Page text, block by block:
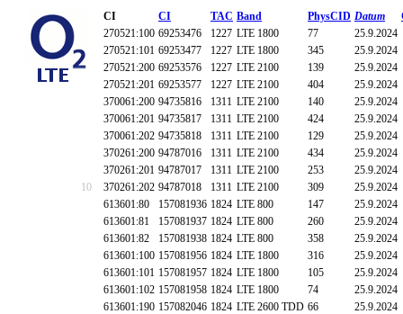
CI CI TAC Band PhysCID Datum
270521:100 69253476 1227 LTE 1800 77
25.9.2024
270521:101 69253477 1227 LTE 1800 345
25.9.2024
270521:200 69253576 1227 LTE 2100 139
25.9.2024
270521:201 69253577 1227 LTE 2100 404
25.9.2024
370061:200 94735816 1311 LTE 2100 140
25.9.2024
370061:201 94735817 1311 LTE 2100 424
25.9.2024
370061:202 94735818 1311 LTE 2100 129
25.9.2024
370261:200 94787016 1311 LTE 2100 434
25.9.2024
370261:201 94787017 1311 LTE 2100 253
25.9.2024
10
370261:202 94787018 1311 LTE 2100 309
25.9.2024
613601:80
157081936 1824 LTE 800 147
25.9.2024
613601:81
157081937 1824 LTE 800 260
25.9.2024
613601:82
157081938 1824 LTE 800 358
25.9.2024
613601:100 157081956 1824 LTE 1800 316
25.9.2024
613601:101 157081957 1824 LTE 1800 105
25.9.2024
613601:102 157081958 1824 LTE 1800 74
25.9.2024
613601:190 157082046 1824 LTE 2600 TDD 66
25.9.2024